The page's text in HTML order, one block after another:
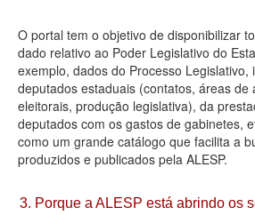
Agenda
Perguntas frequentes
Contato
O portal tem o objetivo de disponibilizar
dado relativo ao Poder Legislativo do
exemplo, dados do Processo
deputados estaduais (contatos, áreas de
eleitorais, produção legislativa), da
deputados com os gastos de gabinetes,
como um grande catálogo que facilita a
produzidos e publicados pela ALESP.
3. Porque a ALESP está abrindo os